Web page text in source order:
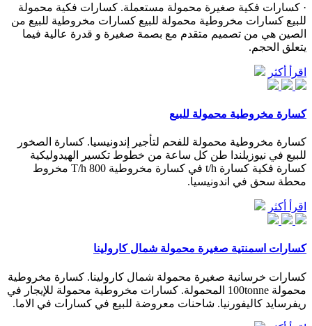
· كسارات فكية صغيرة محمولة مستعملة. كسارات فكية محمولة
للبيع كسارات مخروطية محمولة للبيع كسارات مخروطية للبيع من
الصين هي من تصميم متقدم مع بصمة صغيرة و قدرة عالية فيما
يتعلق الحجم.
اقرأ أكثر
كسارة مخروطية محمولة للبيع
كسارة مخروطية محمولة للفحم لتأجير إندونيسيا. كسارة الصخور
للبيع في نيوزيلندا طن كل ساعة من خطوط تكسير الهيدوليكية
كسارة فكية كسارة t/h في كسارة مخروطية 800 T/h مخروط
محطة سحق في اندونيسيا.
اقرأ أكثر
كسارات اسمنتية صغيرة محمولة شمال كارولينا
كسارات خرسانية صغيرة محمولة شمال كارولينا. كسارة مخروطية
محمولة 100tonne المحمولة. كسارات مخروطية محمولة للإيجار في
ريفرسايد كاليفورنيا. شاحنات معروضة للبيع في كسارات في الاما.